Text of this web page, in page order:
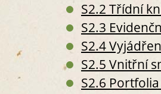
S2.2 Třídní
S2.3
S2.4
S2.5 Vnitřní
S2.6